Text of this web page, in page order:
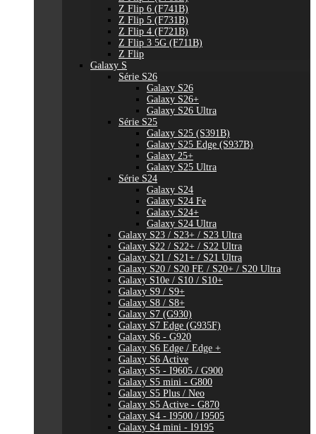
Z Flip 6 (F741B)
Z Flip 5 (F731B)
Z Flip 4 (F721B)
Z Flip 3 5G (F711B)
Z Flip
Galaxy S
Série S26
Galaxy S26
Galaxy S26+
Galaxy S26 Ultra
Série S25
Galaxy S25 (S391B)
Galaxy S25 Edge (S937B)
Galaxy 25+
Galaxy S25 Ultra
Série S24
Galaxy S24
Galaxy S24 Fe
Galaxy S24+
Galaxy S24 Ultra
Galaxy S23 / S23+ / S23 Ultra
Galaxy S22 / S22+ / S22 Ultra
Galaxy S21 / S21+ / S21 Ultra
Galaxy S20 / S20 FE / S20+ / S20 Ultra
Galaxy S10e / S10 / S10+
Galaxy S9 / S9+
Galaxy S8 / S8+
Galaxy S7 (G930)
Galaxy S7 Edge (G935F)
Galaxy S6 - G920
Galaxy S6 Edge / Edge +
Galaxy S6 Active
Galaxy S5 - I9605 / G900
Galaxy S5 mini - G800
Galaxy S5 Plus / Neo
Galaxy S5 Active - G870
Galaxy S4 - I9500 / I9505
Galaxy S4 mini - I9195